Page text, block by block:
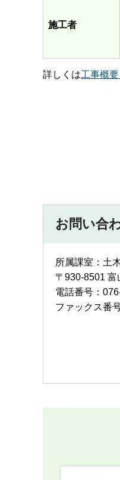
施工者
詳しくは工事概
お問い合
所属課室：土
〒930-8501
電話番号：
ファックス番